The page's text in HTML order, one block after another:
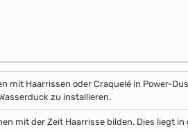
mit Haarrissen oder Craquelé in Power-
zu installieren.
mit der Zeit Haarrisse bilden. Dies liegt